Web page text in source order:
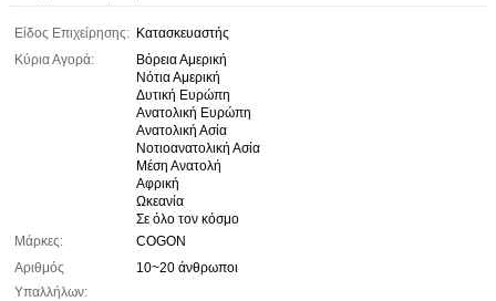
Είδος Επιχείρησης: Κατασκευαστής
Κύρια Αγορά:
Βόρεια Αμερική
Νότια Αμερική
Δυτική Ευρώπη
Ανατολική Ευρώπη
Ανατολική Ασία
Νοτιοανατολική Ασία
Μέση Ανατολή
Αφρική
Ωκεανία
Σε όλο τον κόσμο
Μάρκες:
COGON
Αριθμός
Υπαλλήλων:
10~20 άνθρωποι